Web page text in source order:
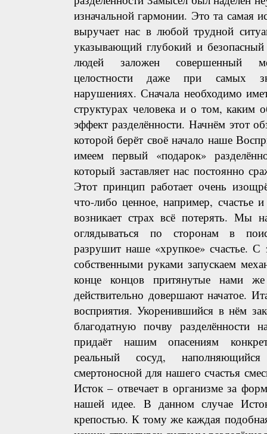
изначальной гармонии. Это та самая
выручает нас в любой трудной
указывающий глубокий и
людей заложен совершенный
целостности даже при самых
нарушениях. Сначала необходимо
структурах человека и о том, каким
эффект разделённости. Начнём этот
которой берёт своё начало наше
имеем первый «подарок»
который заставляет нас постоянно
Этот принцип работает очень
что-либо ценное, например, счастье
возникает страх всё потерять. Мы
оглядываться по сторонам в
разрушит наше «хрупкое» счастье.
собственными руками запускаем
конце концов притянутые нами же
действительно довершают начатое.
восприятия. Укоренившийся в нём
благодатную почву
придаёт нашим опасениям
реальный сосуд,
смертоносной для нашего счастья
Исток – отвечает в организме за
нашей идее. В данном случае
крепостью. К тому же каждая